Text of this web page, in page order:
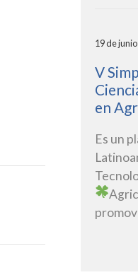
19 de
V
en
Es un